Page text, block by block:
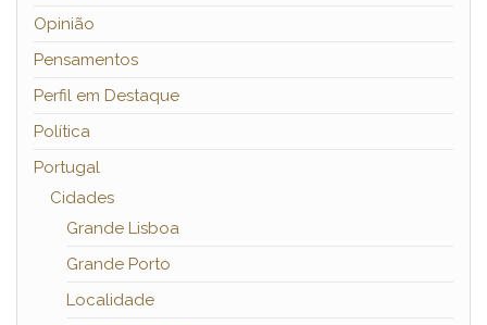
Opinião
Pensamentos
Perfil em Destaque
Política
Portugal
Cidades
Grande Lisboa
Grande Porto
Localidade